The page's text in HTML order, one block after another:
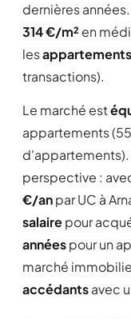
dernières
314 €/m² en
lesappartements
transactions).
Le marché est
appartements
d'appartements).
perspective :
€/anpar UC à
salairepour
annéespour un
marché
accédantsavec